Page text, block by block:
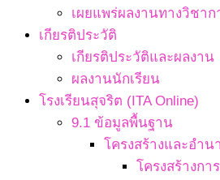
เผยแพร่ผลงานทางวิชาก
เกียรติประวัติ
เกียรติประวัติและผลงาน
ผลงานนักเรียน
โรงเรียนสุจริต (ITA Online)
9.1 ข้อมูลพื้นฐาน
โครงสร้างและอำ
โครงสร้างกา